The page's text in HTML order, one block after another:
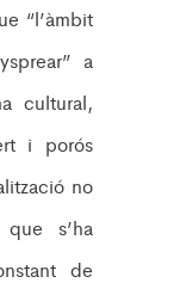
“l’àmbit
a
cultural,
i porós
no
s’ha
de